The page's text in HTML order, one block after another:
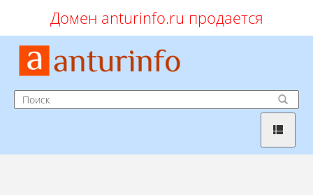
Домен anturinfo.ru продается